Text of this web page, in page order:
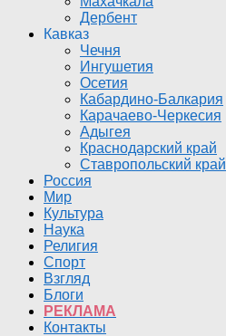
Дербент
Кавказ
Чечня
Ингушетия
Осетия
Кабардино-Балкария
Карачаево-Черкесия
Адыгея
Краснодарский край
Ставропольский край
Россия
Мир
Культура
Наука
Религия
Спорт
Взгляд
Блоги
РЕКЛАМА
Контакты